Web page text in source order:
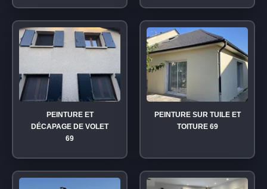
PEINTURE ET
DÉCAPAGE DE VOLET
69
PEINTURE SUR TUILE ET
TOITURE 69